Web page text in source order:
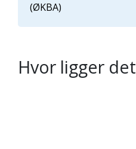
(ØKBA)
Hvor ligger det